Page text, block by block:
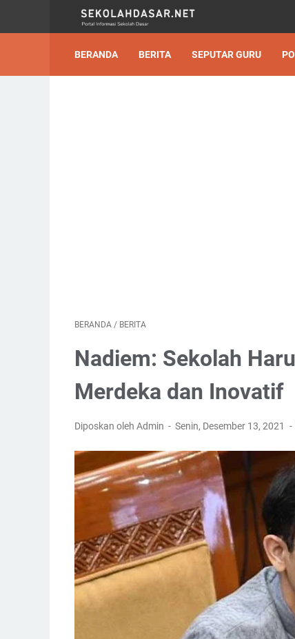
BERANDA BERITA SEPUTAR GURU
BERANDA / BERITA
Nadiem: Sekolah
Merdeka dan Inovatif
Diposkan oleh Admin Senin, Desember 13, 2021